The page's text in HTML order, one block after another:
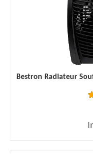
Bestron Radiateur